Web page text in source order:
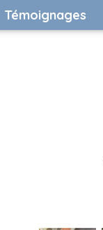
Témoignages